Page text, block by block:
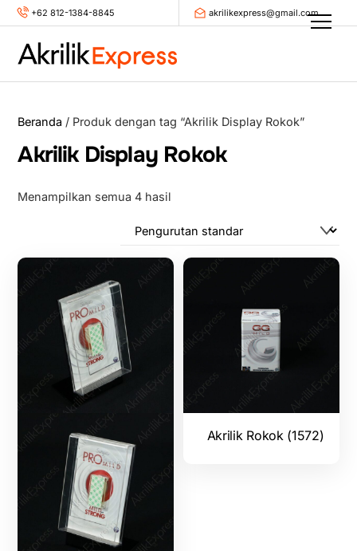
Skip
+62 812-1384-8845 akrilikexpress@gmail.com
Beranda / Produk dengan tag “Akrilik Display Rokok”
Akrilik Display Rokok
Menampilkan semua 4 hasil
Akrilik Rokok (1572)